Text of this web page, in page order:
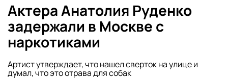
Актера Анатолия Руденко
задержали в Москве с
наркотиками
Артист утверждает, что нашел сверток на улице и
думал, что это отрава для собак